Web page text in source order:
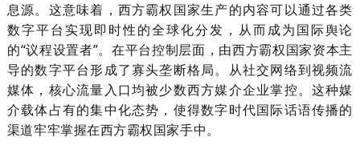
息源。这意味着，西方霸权国家生产的内容可以通过各类
数字平台实现即时性的全球化分发，从而成为国际舆论
的“议程设置者”。在平台控制层面，由西方霸权国家资本主
导的数字平台形成了寡头垄断格局。从社交网络到视频流
媒体，核心流量入口均被少数西方媒介企业掌控。这种媒
介载体占有的集中化态势，使得数字时代国际话语传播的
渠道牢牢掌握在西方霸权国家手中。